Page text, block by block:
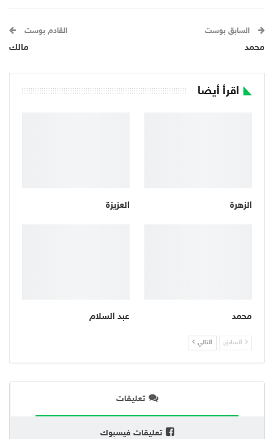
السابق بوست
محمد
القادم بوست
مالك
اقرأ أيضا
الزهرة العزيزة
محمد عبد السلام
السابق التالي
تعليقات
تعليقات فيسبوك